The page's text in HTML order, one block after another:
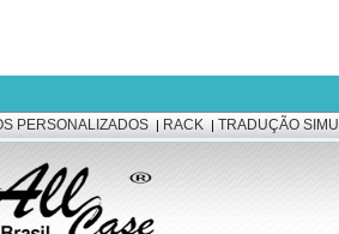
PERSONALIZADOS | RACK | TRADUÇÃO